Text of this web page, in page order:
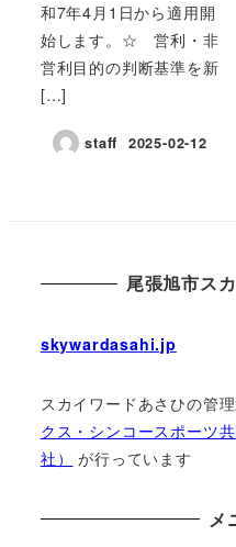
和7年4月1日から適用開
始します。☆ 営利・非
営利目的の判断基準を新
[…]
staff 2025-02-12
尾張旭市ス
skywardasahi.jp
スカイワードあさひの管
クス・シンコースポーツ
社）
が⾏っています
メ